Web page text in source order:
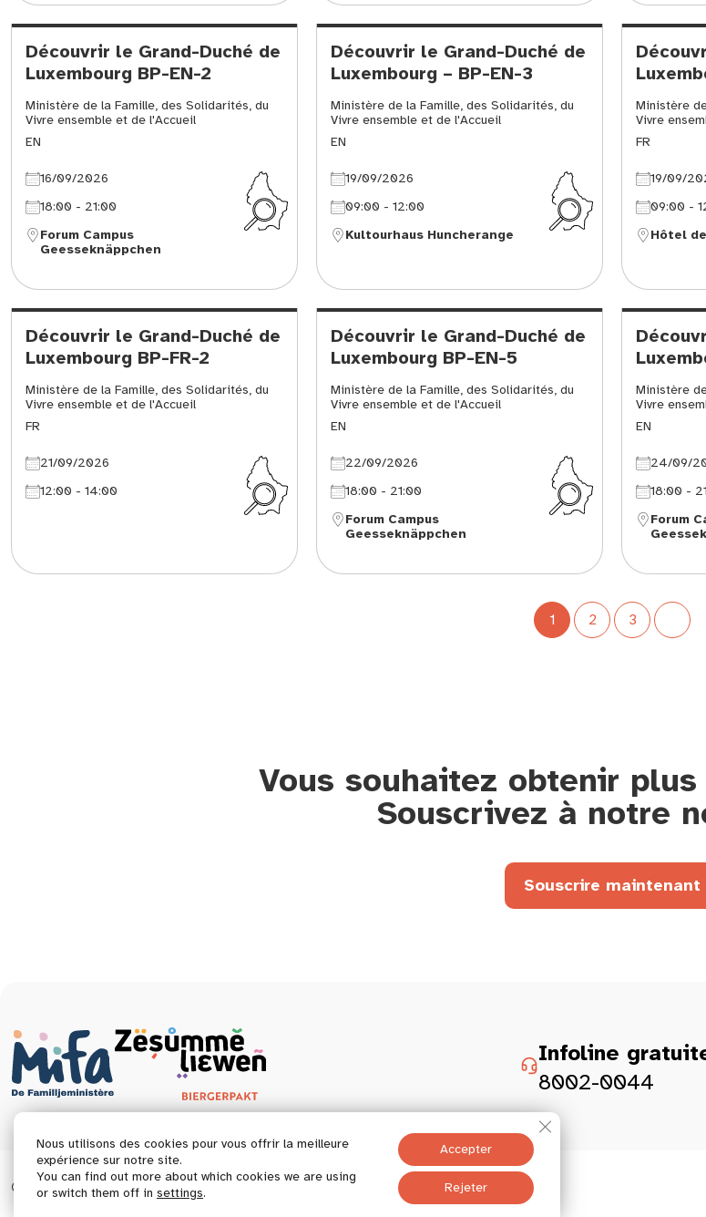
Découvrir le Grand-Duché de
Luxembourg BP-EN-2
Ministère de la Famille, des Solidarités, du
Vivre ensemble et de l'Accueil
EN
16/09/2026
18:00 - 21:00
Forum Campus
Geesseknäppchen
Découvrir le Grand-Duché de
Luxembourg – BP-EN-3
Ministère de la Famille, des Solidarités, du
Vivre ensemble et de l'Accueil
EN
19/09/2026
09:00 - 12:00
Kultourhaus Huncherange
Ministère
Vivre
FR
19/09/
09:00 -
Hôtel
Découvrir le Grand-Duché de
Luxembourg BP-FR-2
Ministère de la Famille, des Solidarités, du
Vivre ensemble et de l'Accueil
FR
21/09/2026
12:00 - 14:00
Découvrir le Grand-Duché de
Luxembourg BP-EN-5
Ministère de la Famille, des Solidarités, du
Vivre ensemble et de l'Accueil
EN
22/09/2026
18:00 - 21:00
Forum Campus
Geesseknäppchen
Ministère
Vivre
EN
24/09/
18:00 -
Forum
1 2 3
Vous souhaitez obtenir
Souscrivez à notre
Souscrire maintenant
Infoline
8002-0044
© 2026 Tous droits réservés.Déclaration d’accessibilité Mentions légales
Nous utilisons des cookies pour vous offrir la meilleure
expérience sur notre site.
You can find out more about which cookies we are using
or switch them off in settings.
Accepter
Rejeter
Fermer la bannière des